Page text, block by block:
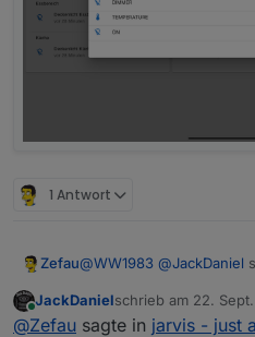
1 Antwort
Zefau@WW1983 @JackDaniel
hab jetzt auch mal auf
Online
JackDanielschrieb am 22.
zuletzt editiert von
@Zefau sagte in jarvis - just